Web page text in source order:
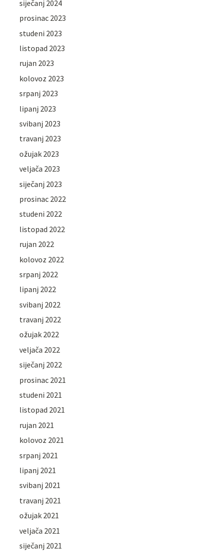
siječanj 2024
prosinac 2023
studeni 2023
listopad 2023
rujan 2023
kolovoz 2023
srpanj 2023
lipanj 2023
svibanj 2023
travanj 2023
ožujak 2023
veljača 2023
siječanj 2023
prosinac 2022
studeni 2022
listopad 2022
rujan 2022
kolovoz 2022
srpanj 2022
lipanj 2022
svibanj 2022
travanj 2022
ožujak 2022
veljača 2022
siječanj 2022
prosinac 2021
studeni 2021
listopad 2021
rujan 2021
kolovoz 2021
srpanj 2021
lipanj 2021
svibanj 2021
travanj 2021
ožujak 2021
veljača 2021
siječanj 2021